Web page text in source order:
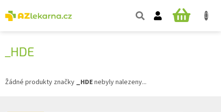
na
obsah
NÁKUPNÍ
_HDE
Žádné produkty značky _HDEnebyly nalezeny...